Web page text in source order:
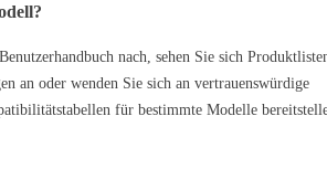
nach, sehen Sie sich
an oder wenden Sie sich an vertrauenswürdige
für bestimmte Modelle